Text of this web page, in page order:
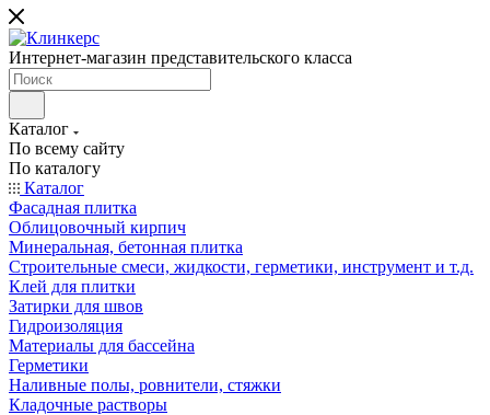
Интернет-магазин представительского класса
Каталог
По всему сайту
По каталогу
Каталог
Фасадная плитка
Облицовочный кирпич
Минеральная, бетонная плитка
Строительные смеси, жидкости, герметики, инструмент и т.д.
Клей для плитки
Затирки для швов
Гидроизоляция
Материалы для бассейна
Герметики
Наливные полы, ровнители, стяжки
Кладочные растворы